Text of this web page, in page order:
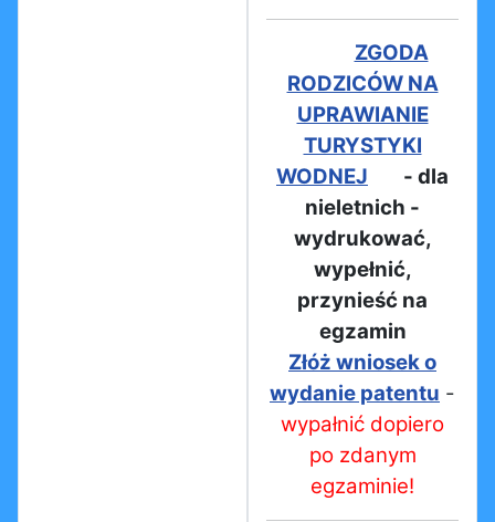
ZGODA
RODZICÓW NA
UPRAWIANIE
TURYSTYKI
WODNEJ - dla
nieletnich -
wydrukować,
wypełnić,
przynieść na
egzamin
Złóż wniosek o
wydanie patentu -
wypałnić dopiero
po zdanym
egzaminie!